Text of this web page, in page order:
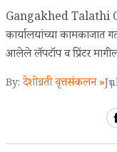
Gangakhed Talathi
कार्यालयांच्या कामकाजात
आलेले लॅपटॉप व प्रिंटर
By: देशोन्नती वृत्तसंकलन »